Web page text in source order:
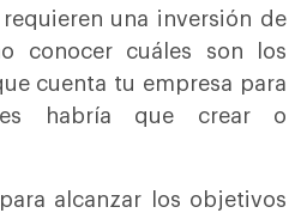
una inversión de
conocer cuáles son los
cuenta tu empresa para
habría que crear o
alcanzar los objetivos